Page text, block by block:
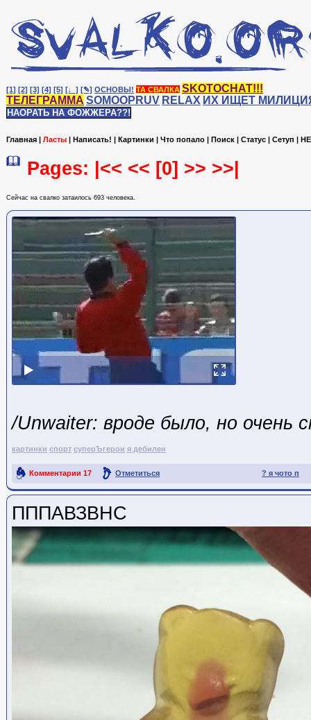
[1] [2] [3] [4] [5] [♩] [✎] ОСНОВЫ! ТА СВАЛКА SKOTOCHAT!!!
ТЕЛЕГРАММА SOMOOPRUV RELAX ИХ ИЩЕТ
НАОРАТЬ НА ФОЖЖЕРА??!
Главная | Ласты | Написать! | Картинки | Что попало | Поиск | Статус | Сетуп |
Pages: |<< << [0] >> >>|
Сейчас на cвалко затаилось 693 человека.
/Unwaiter: вроде было, но очень
картинки спорт суперЪгерои я дебилен
? я чото п
Комментарии 17 Отметиться
Ссылка на пост
ПППАВЗВНС